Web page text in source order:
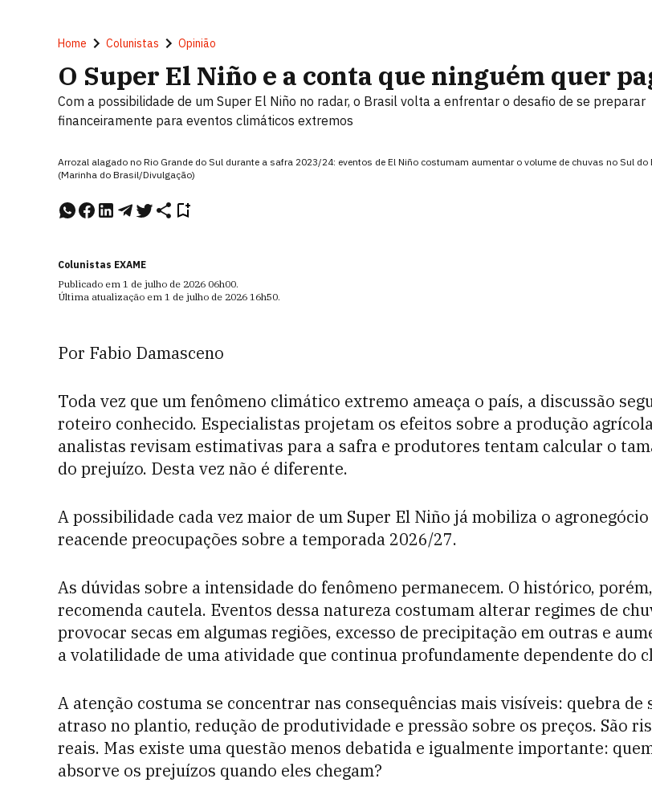
Home Colunistas Opinião
O Super El Niño e a conta que ninguém quer
Com a possibilidade de um Super El Niño no radar, o Brasil volta a enfrentar o desafio de se preparar
financeiramente para eventos climáticos extremos
Arrozal alagado no Rio Grande do Sul durante a safra 2023/24: eventos de El Niño costumam aumentar o volume de chuvas no Sul do
(Marinha do Brasil/Divulgação)
Colunistas EXAME
Publicado em 1 de julho de 2026 06h00.
Última atualização em 1 de julho de 2026 16h50.
Por Fabio Damasceno
Toda vez que um fenômeno climático extremo ameaça o país, a discussão
roteiro conhecido. Especialistas projetam os efeitos sobre a produção
analistas revisam estimativas para a safra e produtores tentam calcular o
do prejuízo. Desta vez não é diferente.
A possibilidade cada vez maior de um Super El Niño já mobiliza o agronegócio
reacende preocupações sobre a temporada 2026/27.
As dúvidas sobre a intensidade do fenômeno permanecem. O histórico, porém,
recomenda cautela. Eventos dessa natureza costumam alterar regimes de
provocar secas em algumas regiões, excesso de precipitação em outras e
a volatilidade de uma atividade que continua profundamente dependente do
A atenção costuma se concentrar nas consequências mais visíveis: quebra de
atraso no plantio, redução de produtividade e pressão sobre os preços. São
reais. Mas existe uma questão menos debatida e igualmente importante:
absorve os prejuízos quando eles chegam?